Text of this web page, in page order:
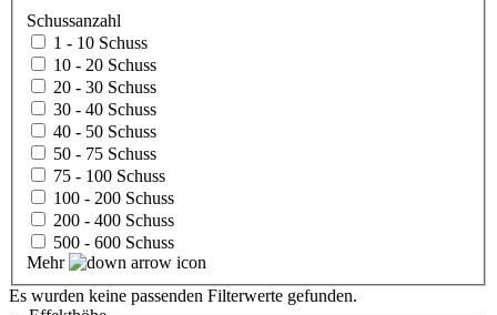
Schussanzahl
1 - 10 Schuss
10 - 20 Schuss
20 - 30 Schuss
30 - 40 Schuss
40 - 50 Schuss
50 - 75 Schuss
75 - 100 Schuss
100 - 200 Schuss
200 - 400 Schuss
500 - 600 Schuss
Mehr
Es wurden keine passenden Filterwerte gefunden.